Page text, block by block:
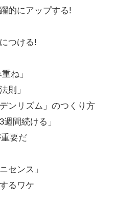
的にアップする!
つける!
ね」
則」
ンリズム」のつくり方
間続ける」
要だ
センス」
るワケ